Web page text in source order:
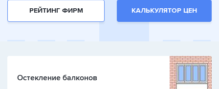
РЕЙТИНГ ФИРМ КАЛЬКУЛЯТОР ЦЕН
Остекление балконов